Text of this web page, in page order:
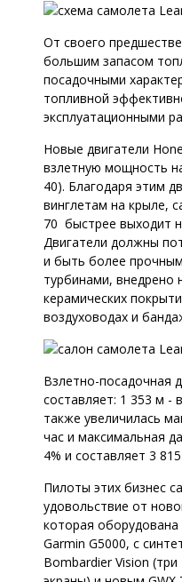
От своего
большим запасом
посадочными
топливной
эксплуатационными
Новые двигатели
взлетную мощность
40). Благодаря этим
винглетам на крыле,
70 быстрее выходит
Двигатели должны
и быть более
турбинами, внедрено
керамических
воздуховодах и
Взлетно-посадочная
составляет: 1 353 м -
также увеличилась
час и максимальная
4% и составляет 3
Пилоты этих бизнес
удовольствие от
которая
Garmin G5000, с
Bombardier Vision